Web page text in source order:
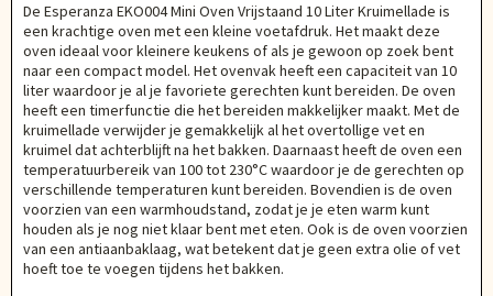
De Esperanza EKO004 Mini Oven Vrijstaand 10 Liter Kruimellade is
een krachtige oven met een kleine voetafdruk. Het maakt deze
oven ideaal voor kleinere keukens of als je gewoon op zoek bent
naar een compact model. Het ovenvak heeft een capaciteit van 10
liter waardoor je al je favoriete gerechten kunt bereiden. De oven
heeft een timerfunctie die het bereiden makkelijker maakt. Met de
kruimellade verwijder je gemakkelijk al het overtollige vet en
kruimel dat achterblijft na het bakken. Daarnaast heeft de oven een
temperatuurbereik van 100 tot 230°C waardoor je de gerechten op
verschillende temperaturen kunt bereiden. Bovendien is de oven
voorzien van een warmhoudstand, zodat je je eten warm kunt
houden als je nog niet klaar bent met eten. Ook is de oven voorzien
van een antiaanbaklaag, wat betekent dat je geen extra olie of vet
hoeft toe te voegen tijdens het bakken.